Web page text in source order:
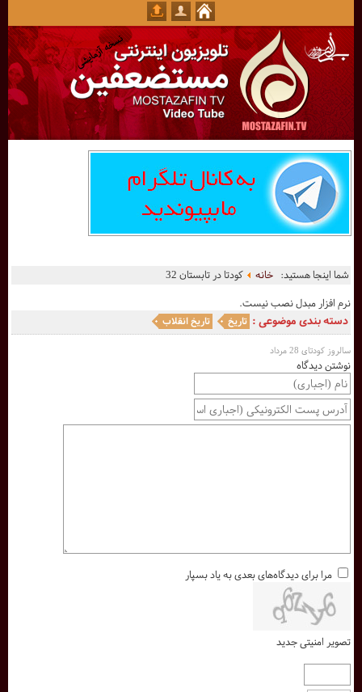
شما اینجا هستید:خانه
کودتا در تابستان 32
نرم افزار مبدل نصب نیست.
دسته بندی موضوعی : تاریخ تاریخ انقلاب
سالروز کودتای 28 مرداد
نوشتن دیدگاه
مرا برای دیدگاه‌های بعدی به یاد بسپار
تصویر امنیتی جدید